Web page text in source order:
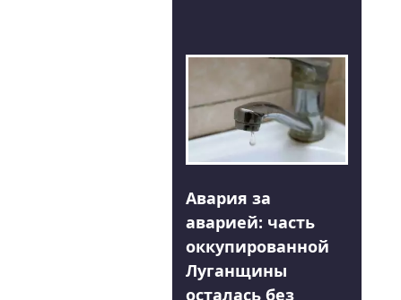
Авария за
аварией: часть
оккупированной
Луганщины
осталась без